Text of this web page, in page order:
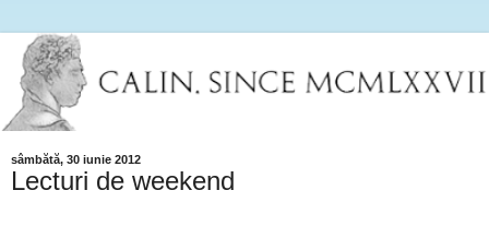
sâmbătă, 30 iunie 2012
Lecturi de weekend